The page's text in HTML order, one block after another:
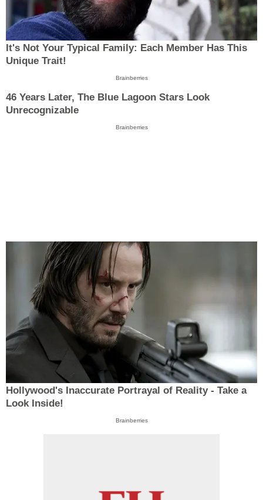
It's Not Your Typical Family: Each Member Has This
Unique Trait!
Brainberries
46 Years Later, The Blue Lagoon Stars Look
Unrecognizable
Brainberries
Hollywood's Inaccurate Portrayal of Reality - Take a
Look Inside!
Brainberries